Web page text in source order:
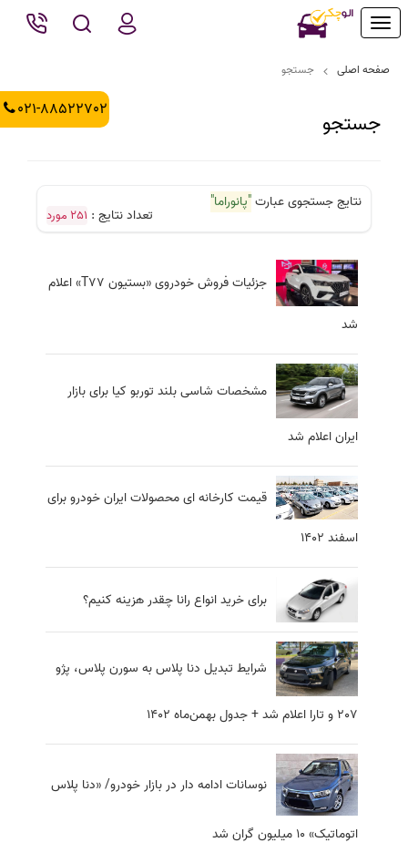
Toggle
021-88522702
صفحه اصلی جستجو
جستجو
نتایج جستجوی عبارت"پانوراما"
تعداد نتایج : 251 مورد
جزئیات فروش خودروی «بستیون T77» اعلام
شد
مشخصات شاسی بلند توربو کیا برای بازار
ایران اعلام شد
قیمت کارخانه ای محصولات ایران خودرو برای
اسفند ۱۴۰۲
برای خرید انواع رانا چقدر هزینه کنیم؟
شرایط تبدیل دنا پلاس به سورن پلاس، پژو
207 و تارا اعلام شد + جدول بهمن‌ماه 1402
نوسانات ادامه دار در بازار خودرو/ «دنا پلاس
اتوماتیک» 10 میلیون گران شد